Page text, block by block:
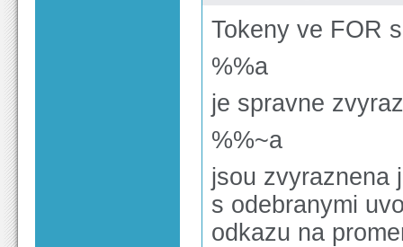
Tokeny ve FOR
%%a
je spravne
%%~a
jsou zvyraznena
s odebranymi
odkazu na